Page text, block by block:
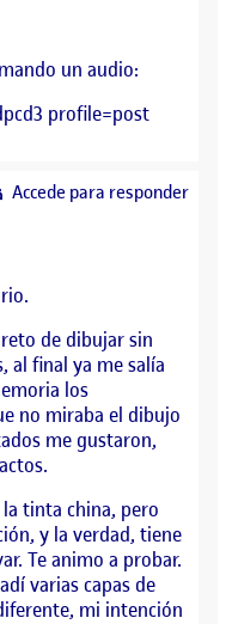
un audio:
profile=post
says:
de dibujar sin
al final ya me salía
los
no miraba el dibujo
me gustaron,
tinta china, pero
y la verdad, tiene
Te animo a probar.
varias capas de
mi intención
Accede para responder